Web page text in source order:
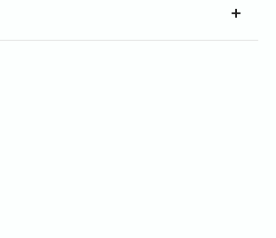
ードワイン
ポリシー